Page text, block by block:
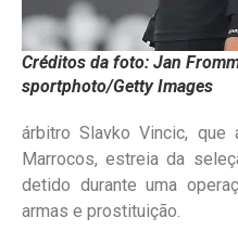
Créditos da foto: Jan
sportphoto/Getty Images
árbitro Slavko Vincic,
Marrocos, estreia da
detido durante uma
armas e prostituição.